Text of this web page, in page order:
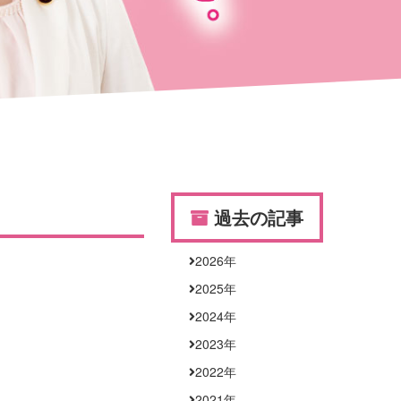
過去の記事
2026年
2025年
2024年
2023年
2022年